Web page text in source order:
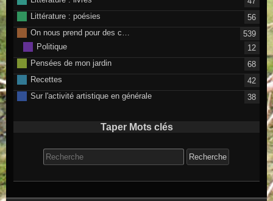
Littérature : poésies
56
On nous prend pour des c…
539
Politique
12
Pensées de mon jardin
68
Recettes
42
Sur l'activité artistique en générale
38
Taper Mots clés
Search for: